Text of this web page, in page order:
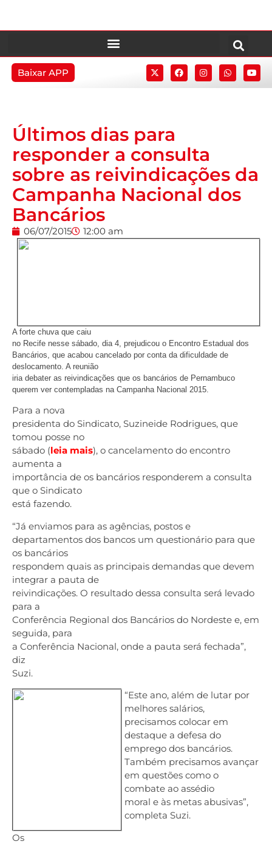
Baixar APP
Últimos dias para
responder a consulta
sobre as reivindicações da
Campanha Nacional dos
Bancários
06/07/2015 12:00 am
A forte chuva que caiu
no Recife nesse sábado, dia 4, prejudicou o Encontro Estadual dos
Bancários, que acabou cancelado por conta da dificuldade de
deslocamento. A reunião
iria debater as reivindicações que os bancários de Pernambuco
querem ver contempladas na Campanha Nacional 2015.
Para a nova
presidenta do Sindicato, Suzineide Rodrigues, que
tomou posse no
sábado (leia mais), o cancelamento do encontro
aumenta a
importância de os bancários responderem a consulta
que o Sindicato
está fazendo.
“Já enviamos para as agências, postos e
departamentos dos bancos um questionário para que
os bancários
respondem quais as principais demandas que devem
integrar a pauta de
reivindicações. O resultado dessa consulta será levado
para a
Conferência Regional dos Bancários do Nordeste e, em
seguida, para
a Conferência Nacional, onde a pauta será fechada”,
diz
Suzi.
“Este ano, além de lutar por
melhores salários,
precisamos colocar em
destaque a defesa do
emprego dos bancários.
Também precisamos avançar
em questões como o
combate ao assédio
moral e às metas abusivas”,
completa Suzi.
Os